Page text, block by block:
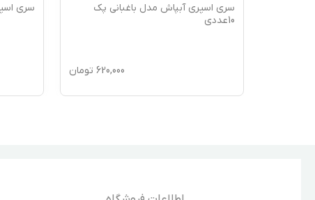
سری اسپری آبپاش مدل باغبانی پک
10عددی
620,000 تومان
سری